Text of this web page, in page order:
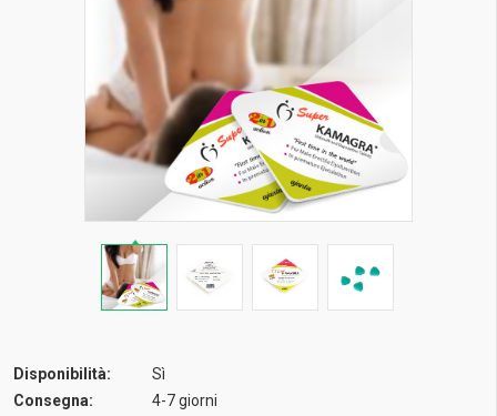
Disponibilità:
Sì
Consegna:
4-7 giorni